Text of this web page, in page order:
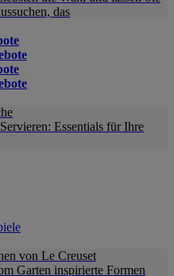
das
Essentials für Ihre
von Le Creuset
Garten inspirierte Formen